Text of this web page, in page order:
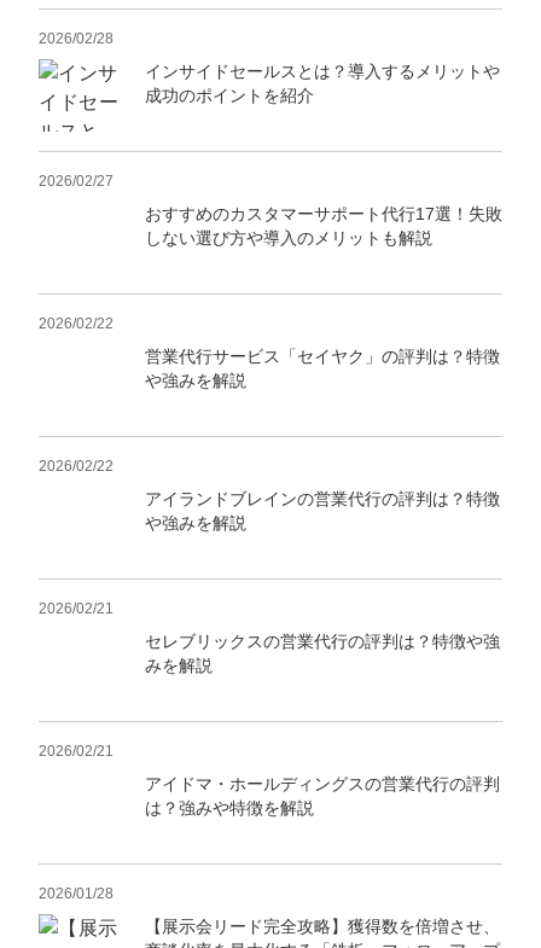
2026/02/28
インサイドセールスとは？導入するメリットや
成功のポイントを紹介
2026/02/27
おすすめのカスタマーサポート代行17選！失敗
しない選び方や導入のメリットも解説
2026/02/22
営業代行サービス「セイヤク」の評判は？特徴
や強みを解説
2026/02/22
アイランドブレインの営業代行の評判は？特徴
や強みを解説
2026/02/21
セレブリックスの営業代行の評判は？特徴や強
みを解説
2026/02/21
アイドマ・ホールディングスの営業代行の評判
は？強みや特徴を解説
2026/01/28
【展示会リード完全攻略】獲得数を倍増させ、